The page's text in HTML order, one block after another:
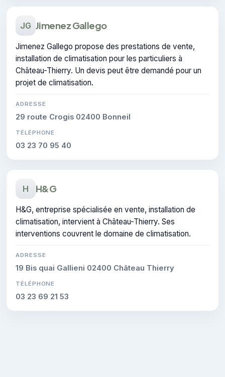
JG Jimenez Gallego
Jimenez Gallego propose des prestations de vente,
installation de climatisation pour les particuliers à
Château-Thierry. Un devis peut être demandé pour un
projet de climatisation.
ADRESSE
29 route Crogis 02400 Bonneil
TÉLÉPHONE
03 23 70 95 40
H H&G
H&G, entreprise spécialisée en vente, installation de
climatisation, intervient à Château-Thierry. Ses
interventions couvrent le domaine de climatisation.
ADRESSE
19 Bis quai Gallieni 02400 Château Thierry
TÉLÉPHONE
03 23 69 21 53